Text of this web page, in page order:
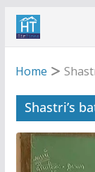
Skip
Home
Shastri’s